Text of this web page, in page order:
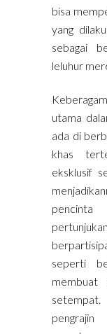
bisa
yang
sebagai
leluhur
utama
ada di
khas
eksklusif
seperti
membuat